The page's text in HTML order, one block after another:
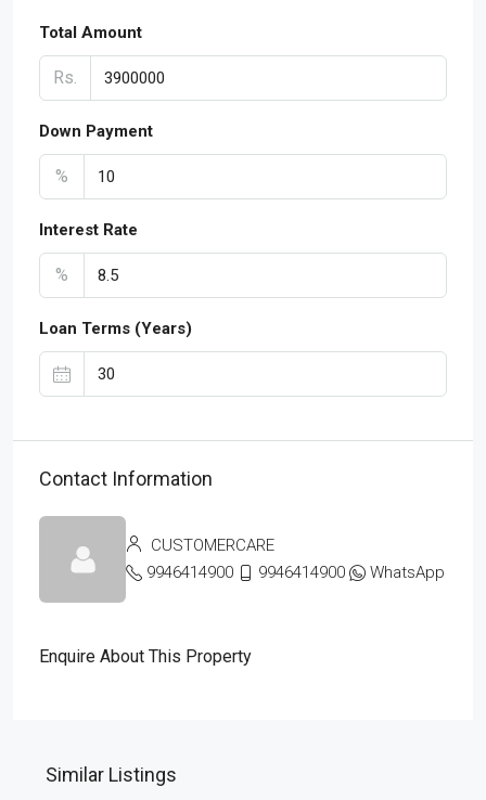
Total Amount
Rs.
Down Payment
%
Interest Rate
%
Loan Terms (Years)
Contact Information
CUSTOMERCARE
9946414900
9946414900 WhatsApp
Enquire About This Property
Similar Listings